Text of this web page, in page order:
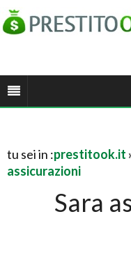
tu sei in :prestitook.it
assicurazioni
Sara